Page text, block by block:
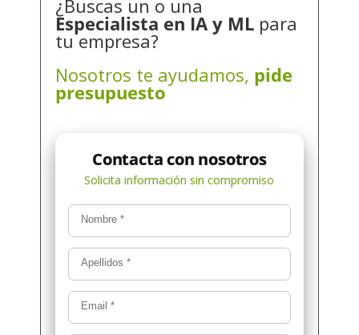
¿Buscas un o una
Especialista en IA y ML para
tu empresa?
Nosotros te ayudamos, pide
presupuesto
Nombre*
Apellidos*
Email*